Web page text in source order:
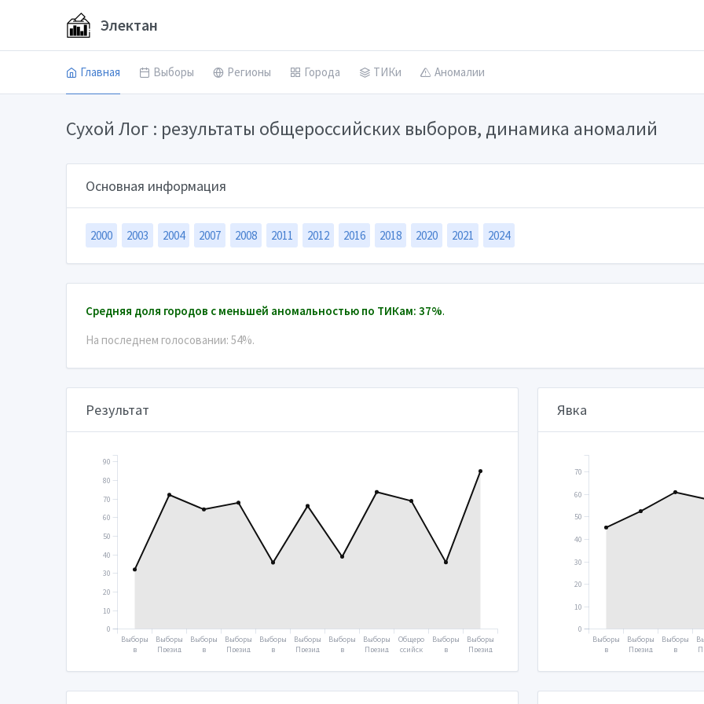
Электан
Главная Выборы Регионы Города ТИКи Аномалии
Сухой Лог : результаты общероссийских выборов, динамика аномалий
Основная информация
2000 2003 2004 2007 2008 2011 2012 2016 2018 2020 2021 2024
Средняя доля городов с меньшей аномальностью по ТИКам: 37%.
На последнем голосовании: 54%.
Результат
Выборы
в
рствен
думу
Выборы
Презид
2004
Выборы
в
рствен
думу
Выборы
Презид
2008
Выборы
в
рствен
думу
Выборы
Презид
2012
Выборы
в
рствен
думу
Выборы
Презид
2018
Общеро
ссийск
голосо
2020
Выборы
в
рствен
думу
Выборы
Презид
2024
0
10
20
30
40
50
60
70
80
90
Явка
Выборы
в
рствен
думу
Выборы
Презид
2004
Выборы
в
рствен
думу
0
10
20
30
40
50
60
70